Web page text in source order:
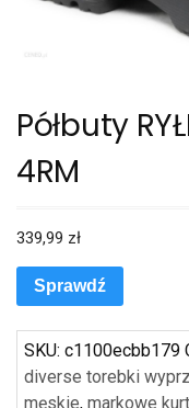
Półbuty
4RM
339,99 zł
Sprawdź
SKU: c1100ecbb179
diverse torebki
męskie, markowe